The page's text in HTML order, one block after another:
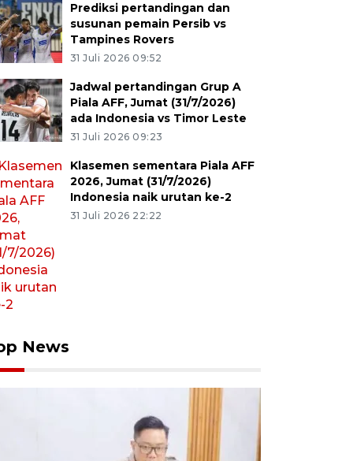
Prediksi pertandingan dan
susunan pemain Persib vs
Tampines Rovers
31 Juli 2026 09:52
Jadwal pertandingan Grup A
Piala AFF, Jumat (31/7/2026)
ada Indonesia vs Timor Leste
31 Juli 2026 09:23
Klasemen sementara Piala AFF
2026, Jumat (31/7/2026)
Indonesia naik urutan ke-2
31 Juli 2026 22:22
News